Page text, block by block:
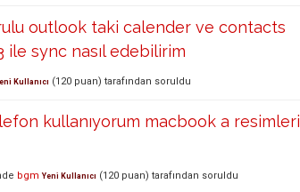
outlook taki calender ve contacts
ile sync nasıl edebilirim
Kullanıcı (120 puan) tarafından soruldu
kullanıyorum macbook a resimleri
bgm Yeni Kullanıcı (120 puan) tarafından soruldu